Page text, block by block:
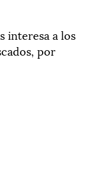
interesa a los
por